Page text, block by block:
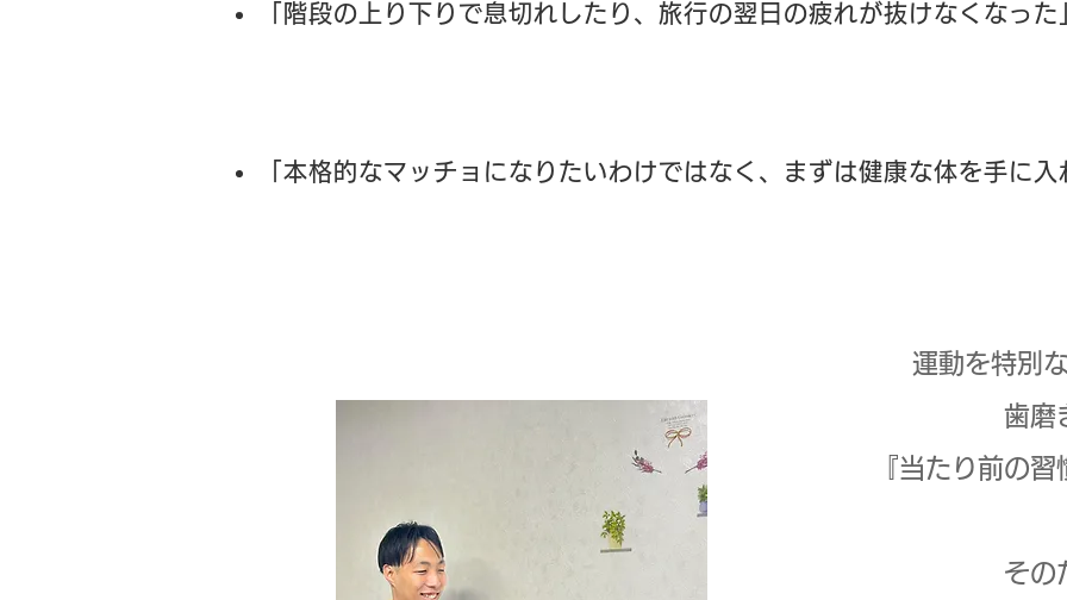
「階段の上り下りで息切れしたり、旅行の翌日の疲れが抜けなくなった
「本格的なマッチョになりたいわけではなく、まずは健康な体を手に入
運動を特別
歯磨
『当たり前の
その